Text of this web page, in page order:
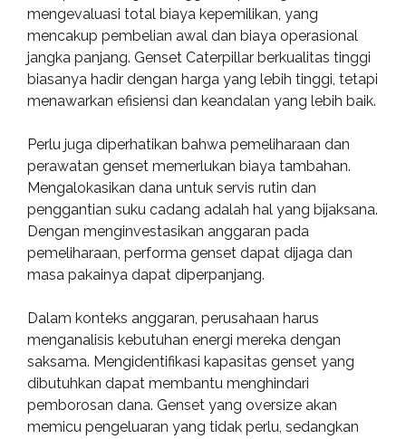
mengevaluasi total biaya kepemilikan, yang
mencakup pembelian awal dan biaya operasional
jangka panjang. Genset Caterpillar berkualitas tinggi
biasanya hadir dengan harga yang lebih tinggi, tetapi
menawarkan efisiensi dan keandalan yang lebih baik.
Perlu juga diperhatikan bahwa pemeliharaan dan
perawatan genset memerlukan biaya tambahan.
Mengalokasikan dana untuk servis rutin dan
penggantian suku cadang adalah hal yang bijaksana.
Dengan menginvestasikan anggaran pada
pemeliharaan, performa genset dapat dijaga dan
masa pakainya dapat diperpanjang.
Dalam konteks anggaran, perusahaan harus
menganalisis kebutuhan energi mereka dengan
saksama. Mengidentifikasi kapasitas genset yang
dibutuhkan dapat membantu menghindari
pemborosan dana. Genset yang oversize akan
memicu pengeluaran yang tidak perlu, sedangkan